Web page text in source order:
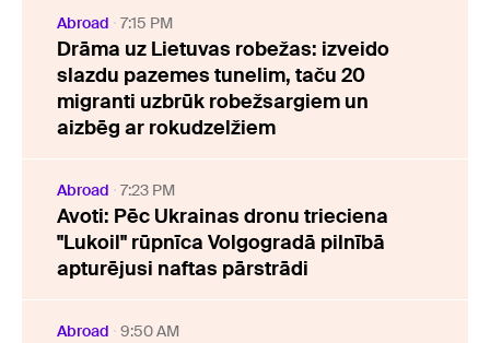
Abroad 7:15 PM
Drāma uz Lietuvas robežas: izveido
slazdu pazemes tunelim, taču 20
migranti uzbrūk robežsargiem un
aizbēg ar rokudzelžiem
Abroad 7:23 PM
Avoti: Pēc Ukrainas dronu trieciena
"Lukoil" rūpnīca Volgogradā pilnībā
apturējusi naftas pārstrādi
Abroad 9:50 AM